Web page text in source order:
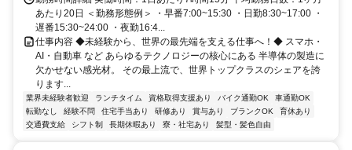
あたり20日 ＜勤務形態例＞ ・早番7:00~15:30 ・日勤8:30~17:00 ・
遅番15:30~24:00 ・夜勤16:4...
仕事内容 ◆未経験から、世界の最先端を支える仕事へ！◆ スマホ・
AI・自動車 など あらゆるテクノロジーの核心にある 半導体の製造に
欠かせない感光材。 その最上流で、世界トップクラスのシェアを誇
ります...
業界未経験者歓迎 ランチタイム 資格取得支援あり バイク通勤OK
車通勤OK
転勤なし
経験不問 住宅手当あり 研修あり 賞与あり ブランクOK
育休あり
交通費支給
シフト制 長期休暇あり 寮・社宅あり 髪型・髪色自由